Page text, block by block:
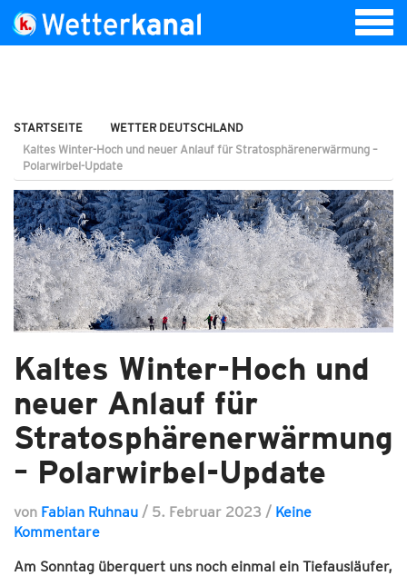
STARTSEITE
WETTER DEUTSCHLAND
Kaltes Winter-Hoch und neuer Anlauf für Stratosphärenerwärmung –
Polarwirbel-Update
Kaltes Winter-Hoch und
neuer Anlauf für
Stratosphärenerwärmung
– Polarwirbel-Update
von Fabian Ruhnau / 5. Februar 2023 / Keine
Kommentare
Am Sonntag überquert uns noch einmal ein Tiefausläufer,